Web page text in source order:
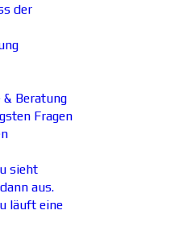
der
& Beratung
Fragen
sieht
aus.
läuft eine